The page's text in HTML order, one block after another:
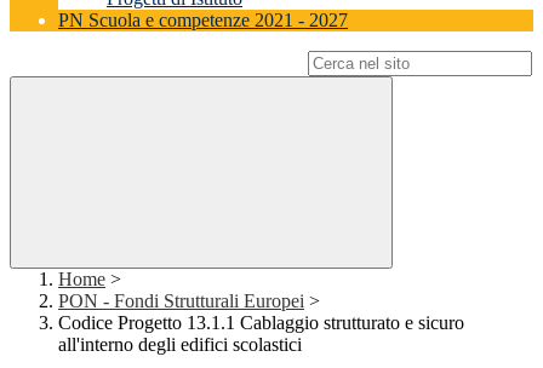
PN Scuola e competenze 2021 - 2027
Home >
PON - Fondi Strutturali Europei >
Codice Progetto 13.1.1 Cablaggio strutturato e sicuro
all'interno degli edifici scolastici